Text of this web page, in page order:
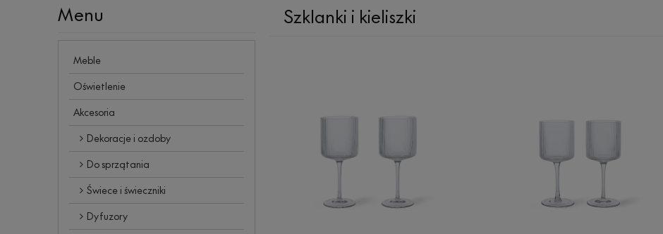
Menu
Meble
Oświetlenie
Akcesoria
Dekoracje i ozdoby
Do sprzątania
Świece i świeczniki
Dyfuzory
Szklanki i kieliszki